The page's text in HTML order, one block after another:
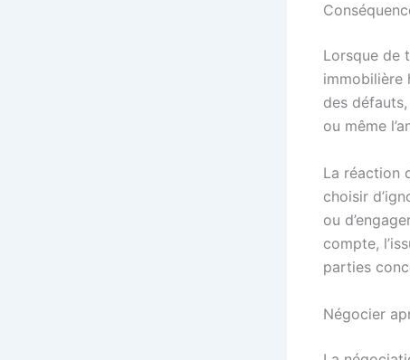
Lorsque de
immobilière
des
ou même
La réaction
choisir
ou
compte,
parties
Négocier